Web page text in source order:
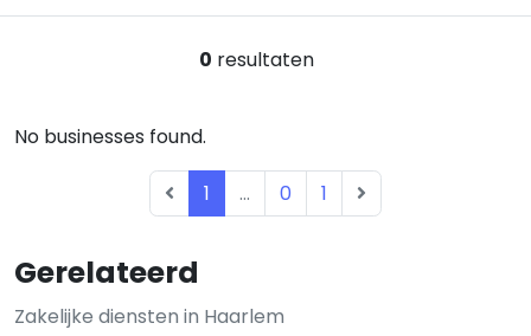
Gerelateerd
Zakelijke diensten in Haarlem
0 resultaten
No businesses found.
1 ... 0 1